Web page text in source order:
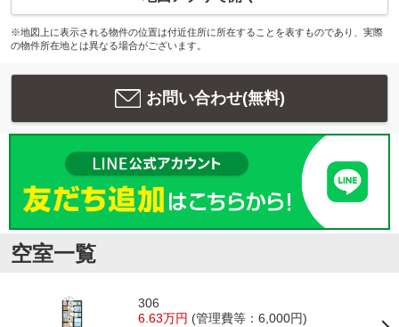
※地図上に表示される物件の位置は付近住所に所在することを表すものであり、実際
の物件所在地とは異なる場合がございます。
お問い合わせ(無料)
空室一覧
306
6.63万円 (管理費等：6,000円)